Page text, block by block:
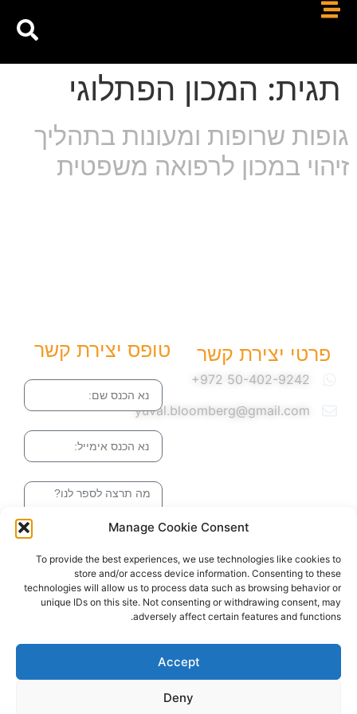
Manage Cookie Consent
To provide the best experiences, we use technologies like cookies to
store and/or access device information. Consenting to these
technologies will allow us to process data such as browsing behavior or
unique IDs on this site. Not consenting or withdrawing consent, may
adversely affect certain features and functions.
Accept
Deny
תגית: המכון הפתלוגי
גופות שרופות ומעונות בתהליך
זיהוי במכון לרפואה משפטית
פרטי יצירת קשר
yuval.bloomberg@gmail.com
טופס יצירת קשר
שליחה והטופס
בדרך אלינו
האתר עוצב ונבנה ע"י סטודיו מומנטום